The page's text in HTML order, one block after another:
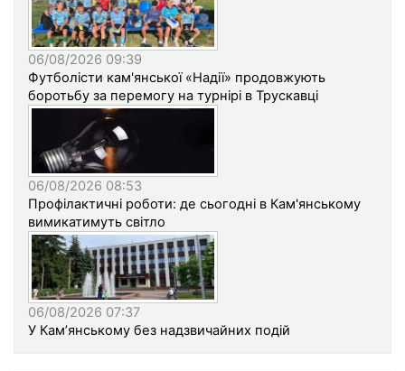
06/08/2026 09:39
Футболісти кам'янської «Надії» продовжують
боротьбу за перемогу на турнірі в Трускавці
06/08/2026 08:53
Профілактичні роботи: де сьогодні в Кам'янському
вимикатимуть світло
06/08/2026 07:37
У Кам’янському без надзвичайних подій